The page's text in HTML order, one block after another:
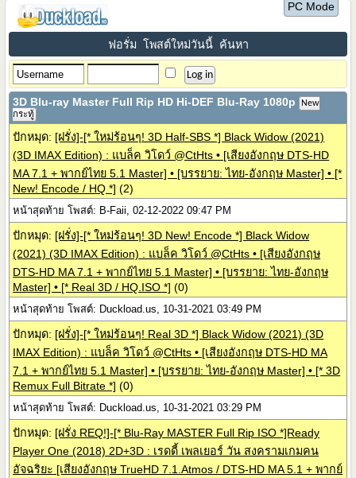
PC Mode
ฟอรั่ม โพสต์ใหม่วันนี้ ค้นหา
3D Blu-ray Master Full Rip HD Hi-DEF Blu-Ray 1080p New
กระทู้
ปักหมุด: [ฝรั่ง]-[* ใหม่ร้อนๆ! 3D Half-SBS *] Black Widow (2021)
(3D IMAX Edition) : แบล็ค วิโดว์ @CtHts • [เสียงอังกฤษ DTS-HD
MA 7.1 + พากย์ไทย 5.1 Master] • [บรรยาย: ไทย-อังกฤษ Master] • [*
New! Encode / HQ *] (2)
หน้าสุดท้าย โพสต์: B-Faii, 02-12-2022 09:47 PM
ปักหมุด: [ฝรั่ง]-[* ใหม่ร้อนๆ! 3D New! Encode *] Black Widow
(2021) (3D IMAX Edition) : แบล็ค วิโดว์ @CtHts • [เสียงอังกฤษ
DTS-HD MA 7.1 + พากย์ไทย 5.1 Master] • [บรรยาย: ไทย-อังกฤษ
Master] • [* Real 3D / HQ.ISO *] (0)
หน้าสุดท้าย โพสต์: Duckload.us, 10-31-2021 03:49 PM
ปักหมุด: [ฝรั่ง]-[* ใหม่ร้อนๆ! Real 3D *] Black Widow (2021) (3D
IMAX Edition) : แบล็ค วิโดว์ @CtHts • [เสียงอังกฤษ DTS-HD MA
7.1 + พากย์ไทย 5.1 Master] • [บรรยาย: ไทย-อังกฤษ Master] • [* 3D
Remux Full Bitrate *] (0)
หน้าสุดท้าย โพสต์: Duckload.us, 10-31-2021 03:29 PM
ปักหมุด: [ฝรั่ง REQ!]-[* Blu-Ray MASTER Full Rip ISO *]Ready
Player One (2018) 2D+3D : เรดดี้ เพลเยอร์ วัน สงครามเกมคน
อัจฉริยะ [เสียงอังกฤษ TrueHD 7.1.Atmos / DTS-HD MA 5.1 + พากย์